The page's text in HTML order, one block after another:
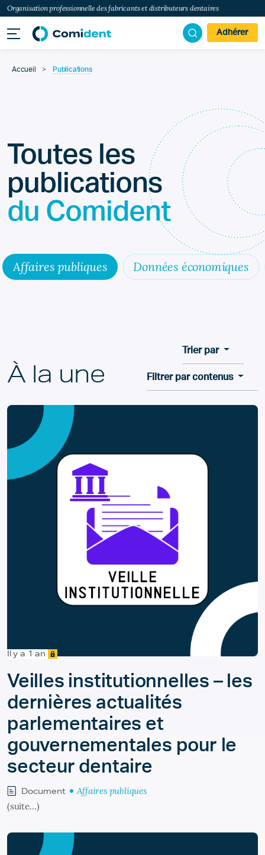
Organisation professionnelle des fabricants et distributeurs dentaires
Adhérer
Accueil > Publications
Toutes les
publications
du Comident
Affaires publiques Données économiques
À la une
Trier par
Filtrer par contenus
Il y a 1 an
Veilles institutionnelles – les
dernières actualités
parlementaires et
gouvernementales pour le
secteur dentaire
Document
Affaires publiques
(suite…)